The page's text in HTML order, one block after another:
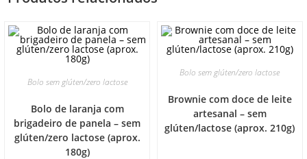
Bolo sem glúten/zero lactose
Bolo de laranja com
brigadeiro de panela – sem
glúten/zero lactose (aprox.
180g)
Bolo sem glúten/zero lactose
Brownie com doce de leite
artesanal – sem
glúten/lactose (aprox. 210g)